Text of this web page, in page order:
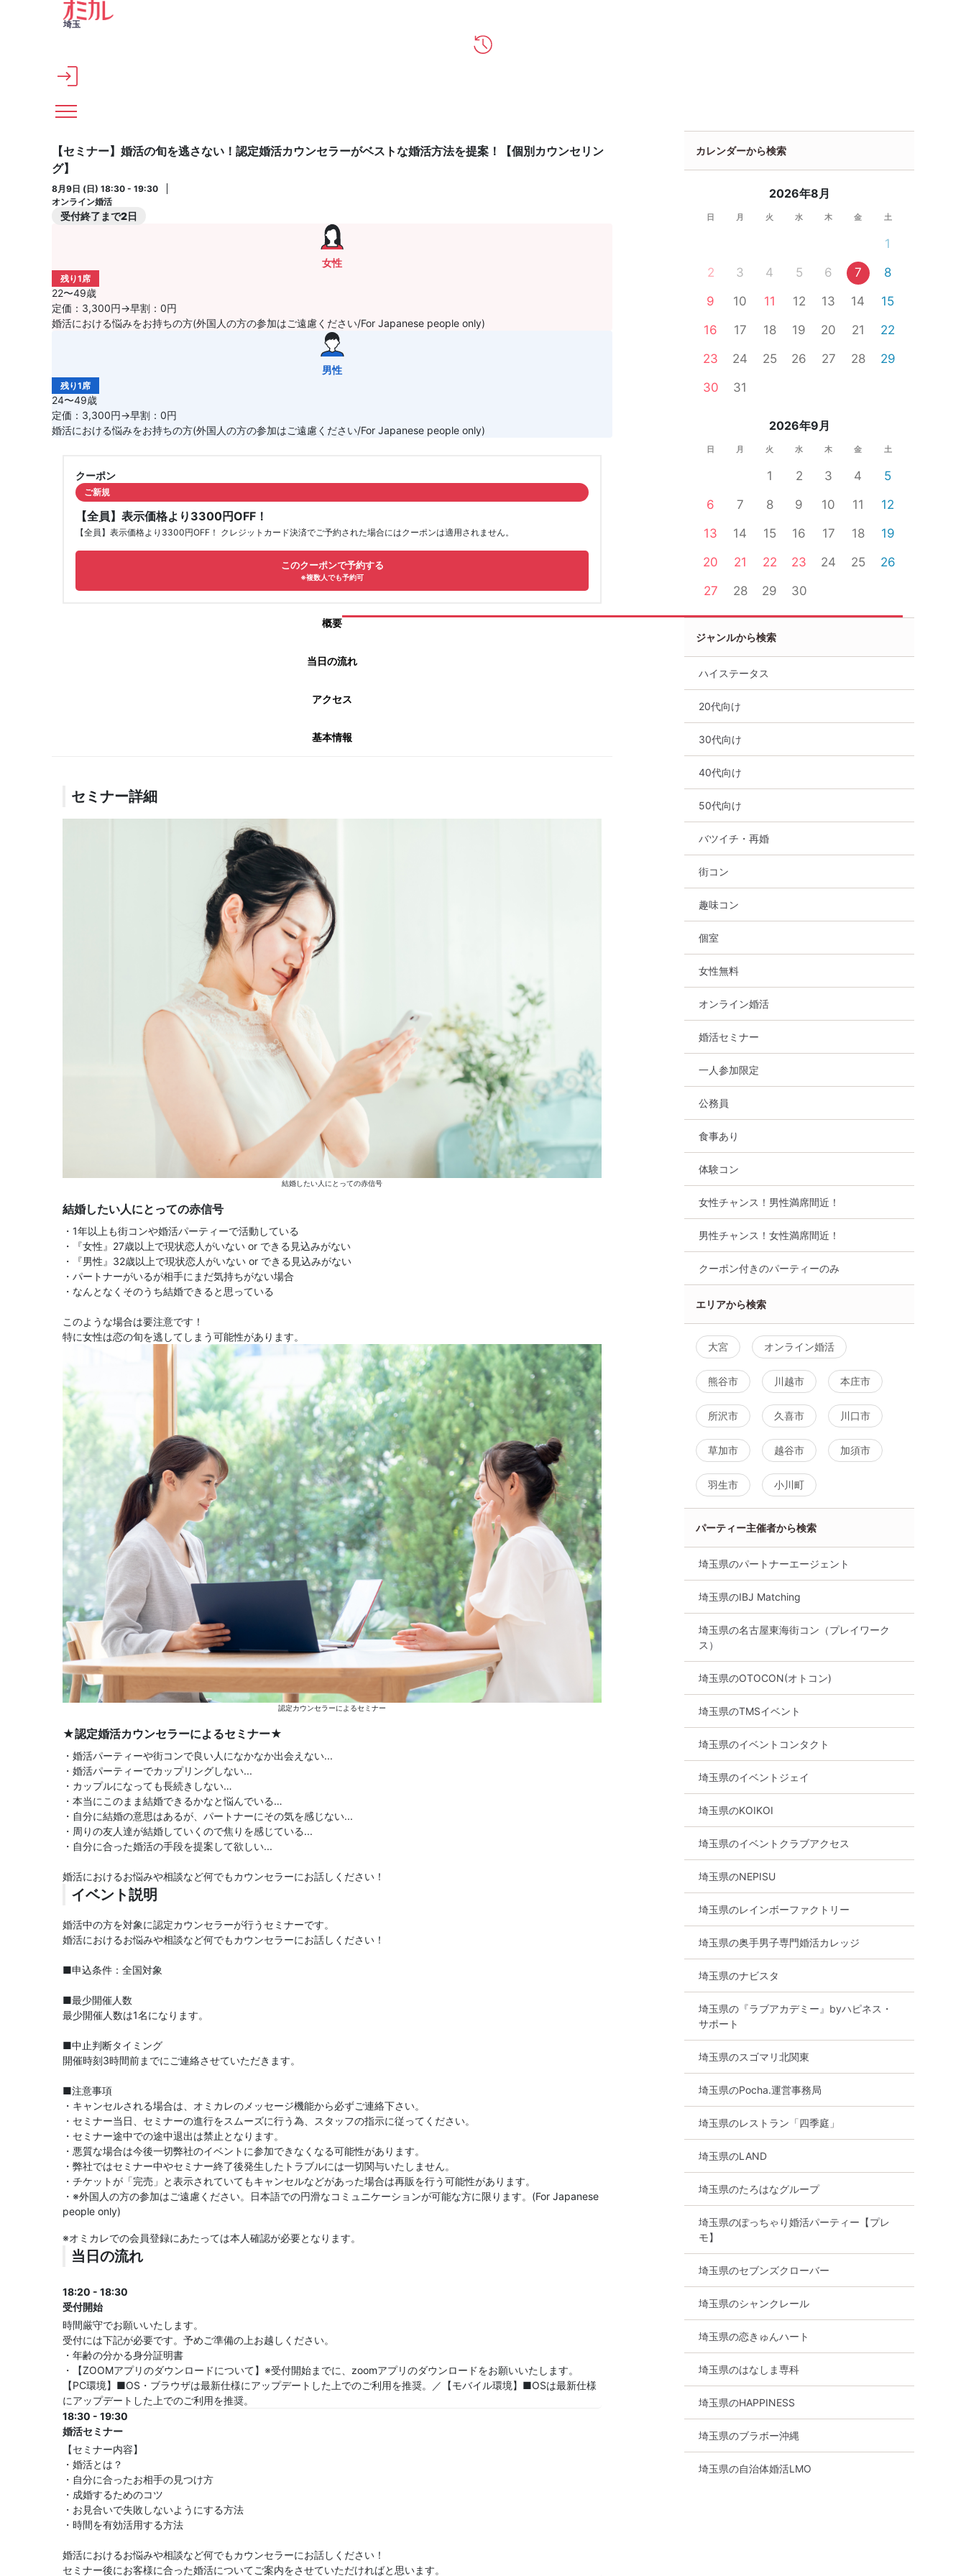
メインコンテンツへスキップ
埼玉
【セミナー】婚活の旬を逃さない！認定婚活カウンセラーがベストな婚活方法を提案！【個別カウンセリン
グ】
8月9日 (日) 18:30 - 19:30
オンライン婚活
受付終了まで2日
女性
残り1席
22〜49歳
定価：3,300円→早割：0円
婚活における悩みをお持ちの方(外国人の方の参加はご遠慮ください/For Japanese people only)
男性
残り1席
24〜49歳
定価：3,300円→早割：0円
婚活における悩みをお持ちの方(外国人の方の参加はご遠慮ください/For Japanese people only)
クーポン
ご新規
【全員】表示価格より3300円OFF！
【全員】表示価格より3300円OFF！ クレジットカード決済でご予約された場合にはクーポンは適用されません。
このクーポンで予約する
※複数人でも予約可
概要
当日の流れ
アクセス
基本情報
セミナー詳細
結婚したい人にとっての赤信号
結婚したい人にとっての赤信号
・1年以上も街コンや婚活パーティーで活動している
・『女性』27歳以上で現状恋人がいない or できる見込みがない
・『男性』32歳以上で現状恋人がいない or できる見込みがない
・パートナーがいるが相手にまだ気持ちがない場合
・なんとなくそのうち結婚できると思っている
このような場合は要注意です！
特に女性は恋の旬を逃してしまう可能性があります。
認定カウンセラーによるセミナー
★認定婚活カウンセラーによるセミナー★
・婚活パーティーや街コンで良い人になかなか出会えない...
・婚活パーティーでカップリングしない...
・カップルになっても長続きしない…
・本当にこのまま結婚できるかなと悩んでいる…
・自分に結婚の意思はあるが、パートナーにその気を感じない...
・周りの友人達が結婚していくので焦りを感じている...
・自分に合った婚活の手段を提案して欲しい...
婚活におけるお悩みや相談など何でもカウンセラーにお話しください！
イベント説明
婚活中の方を対象に認定カウンセラーが行うセミナーです。
婚活におけるお悩みや相談など何でもカウンセラーにお話しください！
■申込条件：全国対象
■最少開催人数
最少開催人数は1名になります。
■中止判断タイミング
開催時刻3時間前までにご連絡させていただきます。
■注意事項
・キャンセルされる場合は、オミカレのメッセージ機能から必ずご連絡下さい。
・セミナー当日、セミナーの進行をスムーズに行う為、スタッフの指示に従ってください。
・セミナー途中での途中退出は禁止となります。
・悪質な場合は今後一切弊社のイベントに参加できなくなる可能性があります。
・弊社ではセミナー中やセミナー終了後発生したトラブルには一切関与いたしません。
・チケットが「完売」と表示されていてもキャンセルなどがあった場合は再販を行う可能性があります。
・※外国人の方の参加はご遠慮ください。日本語での円滑なコミュニケーションが可能な方に限ります。(For Japanese
people only)
※オミカレでの会員登録にあたっては本人確認が必要となります。
当日の流れ
18:20 - 18:30
受付開始
時間厳守でお願いいたします。
受付には下記が必要です。予めご準備の上お越しください。
・年齢の分かる身分証明書
・【ZOOMアプリのダウンロードについて】※受付開始までに、zoomアプリのダウンロードをお願いいたします。
【PC環境】■OS・ブラウザは最新仕様にアップデートした上でのご利用を推奨。／【モバイル環境】■OSは最新仕様
にアップデートした上でのご利用を推奨。
18:30 - 19:30
婚活セミナー
【セミナー内容】
・婚活とは？
・自分に合ったお相手の見つけ方
・成婚するためのコツ
・お見合いで失敗しないようにする方法
・時間を有効活用する方法
婚活におけるお悩みや相談など何でもカウンセラーにお話しください！
セミナー後にお客様に合った婚活についてご案内をさせていただければと思います。
カレンダーから検索
2026年8月
日 月 火 水 木 金 土
1
2
3 4 5 6 7
8
9
10 11 12 13 14
15
16
17 18 19 20 21
22
23
24 25 26 27 28
29
30
31
2026年9月
日 月 火 水 木 金 土
1 2 3 4
5
6
7 8 9 10 11
12
13
14 15 16 17 18
19
20
21 22 23 24 25
26
27
28 29 30
ジャンルから検索
ハイステータス
20代向け
30代向け
40代向け
50代向け
バツイチ・再婚
街コン
趣味コン
個室
女性無料
オンライン婚活
婚活セミナー
一人参加限定
公務員
食事あり
体験コン
女性チャンス！男性満席間近！
男性チャンス！女性満席間近！
クーポン付きのパーティーのみ
エリアから検索
大宮 オンライン婚活
熊谷市 川越市 本庄市
所沢市 久喜市 川口市
草加市 越谷市 加須市
羽生市 小川町
パーティー主催者から検索
埼玉県のパートナーエージェント
埼玉県のIBJ Matching
埼玉県の名古屋東海街コン（プレイワーク
ス）
埼玉県のOTOCON(オトコン)
埼玉県のTMSイベント
埼玉県のイベントコンタクト
埼玉県のイベントジェイ
埼玉県のKOIKOI
埼玉県のイベントクラブアクセス
埼玉県のNEPISU
埼玉県のレインボーファクトリー
埼玉県の奥手男子専門婚活カレッジ
埼玉県のナビスタ
埼玉県の『ラブアカデミー』byハピネス・
サポート
埼玉県のスゴマリ北関東
埼玉県のPocha.運営事務局
埼玉県のレストラン「四季庭」
埼玉県のLAND
埼玉県のたろはなグループ
埼玉県のぽっちゃり婚活パーティー【プレ
モ】
埼玉県のセブンズクローバー
埼玉県のシャンクレール
埼玉県の恋きゅんハート
埼玉県のはなしま専科
埼玉県のHAPPINESS
埼玉県のブラボー沖縄
埼玉県の自治体婚活LMO